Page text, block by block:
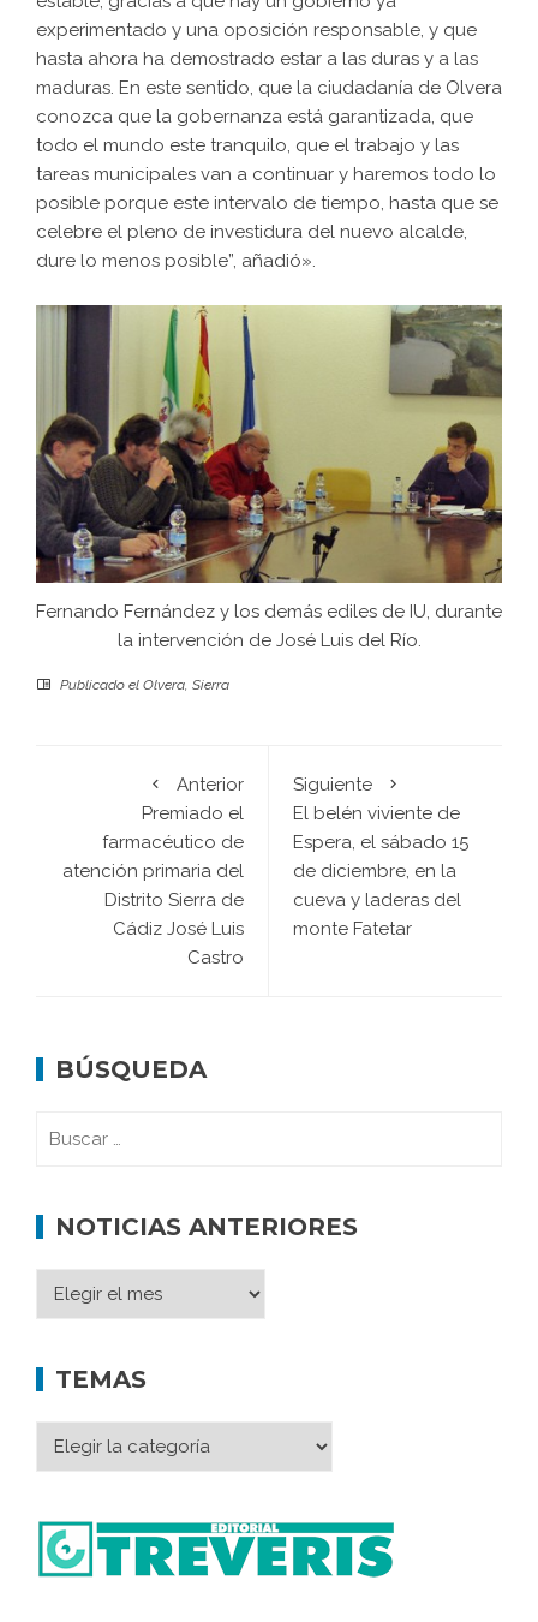
experimentado y una oposición responsable, y que
hasta ahora ha demostrado estar a las duras y a las
maduras. En este sentido, que la ciudadanía de Olvera
conozca que la gobernanza está garantizada, que
todo el mundo este tranquilo, que el trabajo y las
tareas municipales van a continuar y haremos todo lo
posible porque este intervalo de tiempo, hasta que se
celebre el pleno de investidura del nuevo alcalde,
dure lo menos posible”, añadió».
Fernando Fernández y los demás ediles de IU, durante
la intervención de José Luis del Río.
Publicado el Olvera, Sierra
Anterior
Premiado el
farmacéutico de
atención primaria del
Distrito Sierra de
Cádiz José Luis
Castro
Siguiente
El belén viviente de
Espera, el sábado 15
de diciembre, en la
cueva y laderas del
monte Fatetar
BÚSQUEDA
NOTICIAS ANTERIORES
TEMAS